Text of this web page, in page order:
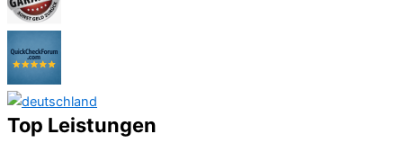
Top Leistungen